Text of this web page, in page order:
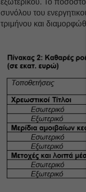
εξωτερικού. Το
συνόλου του
τριμήνου και